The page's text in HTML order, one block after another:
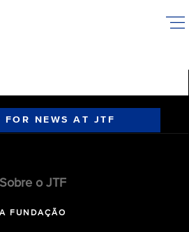
FOR NEWS AT JTF
Sobre o JTF
A FUNDAÇÃO